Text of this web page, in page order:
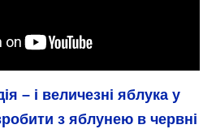
– і величезні яблука у
з яблунею в червні